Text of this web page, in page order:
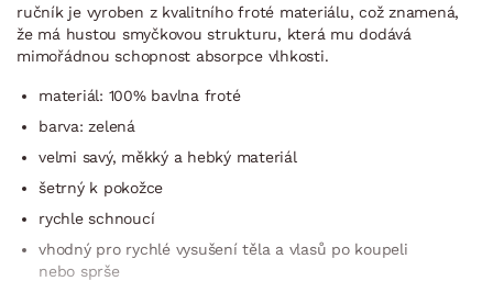
ručník je vyroben z kvalitního froté materiálu, což znamená,
že má hustou smyčkovou strukturu, která mu dodává
mimořádnou schopnost absorpce vlhkosti.
materiál: 100% bavlna froté
barva: zelená
velmi savý, měkký a hebký materiál
šetrný k pokožce
rychle schnoucí
vhodný pro rychlé vysušení těla a vlasů po koupeli
nebo sprše